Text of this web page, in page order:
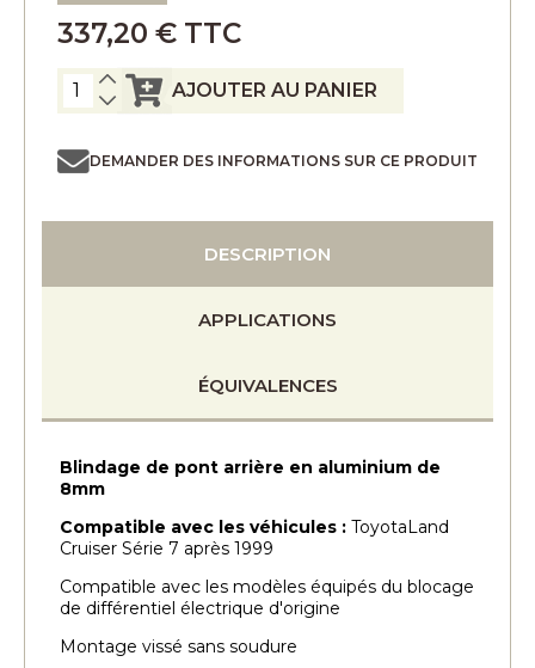
337,20 € TTC
AJOUTER AU PANIER
DEMANDER DES INFORMATIONS SUR CE PRODUIT
DESCRIPTION
APPLICATIONS
ÉQUIVALENCES
Blindage de pont arrière en aluminium de
8mm
Compatible avec les véhicules : ToyotaLand
Cruiser Série 7 après 1999
Compatible avec les modèles équipés du blocage
de différentiel électrique d'origine
Montage vissé sans soudure